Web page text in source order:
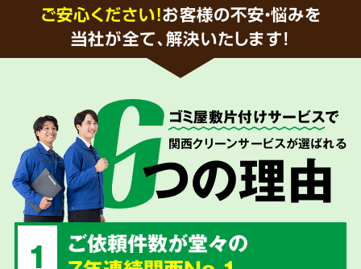
ご安心ください！お客様の不安・悩みを
当社が全て、解決いたします!
ゴミ屋敷片付けサービスで
関西クリーンサービスが選ばれる
つの理由
1
ご依頼件数が堂々の